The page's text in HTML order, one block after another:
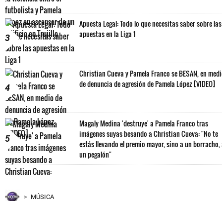
3
Apuesta Legal: Todo lo que necesitas saber sobre las
apuestas en la Liga 1
4
Christian Cueva y Pamela Franco se BESAN, en
de denuncia de agresión de Pamela López [VIDEO]
5
Magaly Medina 'destruye' a Pamela Franco tras
imágenes suyas besando a Christian Cueva: "No te
estás llevando el premio mayor, sino a un borracho,
un pegalón"
MÚSICA